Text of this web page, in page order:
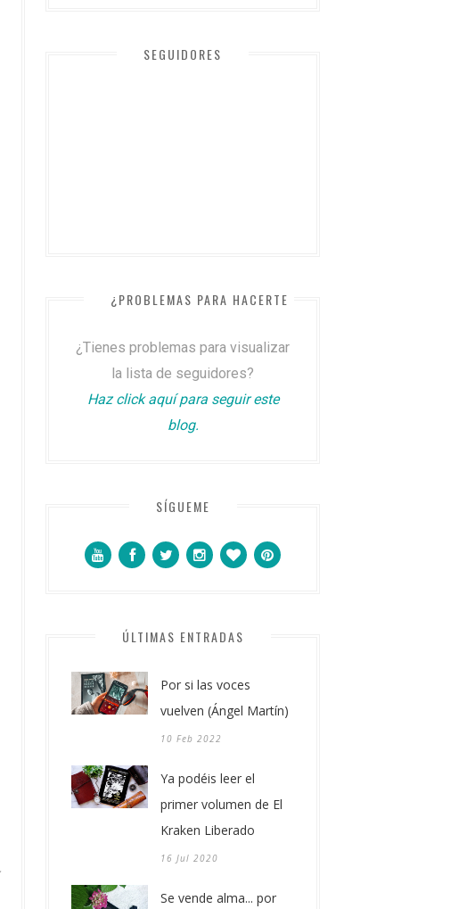
SEGUIDORES
¿PROBLEMAS PARA HACERTE SEGUIDOR?
¿Tienes problemas para visualizar
la lista de seguidores?
Haz click aquí para seguir este
blog.
SÍGUEME
ÚLTIMAS ENTRADAS
Por si las voces
vuelven (Ángel Martín)
10 Feb 2022
Ya podéis leer el
primer volumen de El
Kraken Liberado
16 Jul 2020
Se vende alma... por